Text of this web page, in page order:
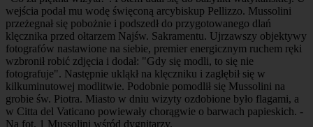
wejścia podał mu wodę święconą arcybiskup Pellizzo. Mussolini
przeżegnał się pobożnie i podszedł do przygotowanego dlań
klęcznika przed ołtarzem Najśw. Sakramentu. Ujrzawszy objektywy
fotografów nastawione na siebie, premier energicznym ruchem ręki
wzbronił robić zdjęcia i dodał: "Gdy się modli, to się nie
fotografuje". Następnie ukląkł na klęczniku i zagłębił się w
kilkuminutowej modlitwie. Podobnie pomodlił się Mussolini na
grobie św. Piotra. Miasto w dniu wizyty ozdobione było flagami, a
w Citta del Vaticano powiewały chorągwie o barwach papieskich. -
Na fot. 1 Mussolini wśród dygnitarzy.